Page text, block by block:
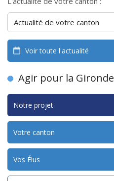
Voir toute l'actualité
Agir pour la Gironde
Notre projet
Votre canton
Vos Élus